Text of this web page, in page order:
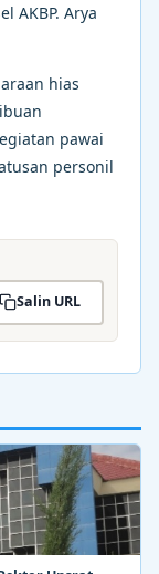
AKBP. Arya
hias
pawai
personil
Salin URL